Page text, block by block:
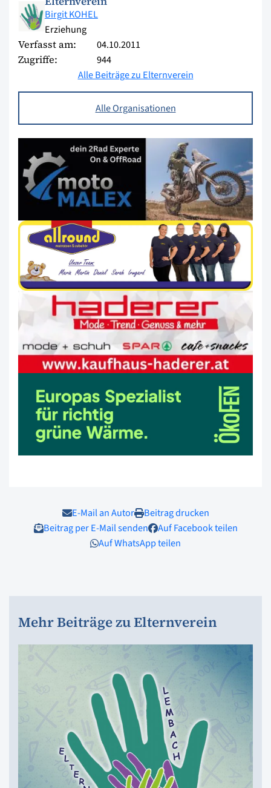
Birgit KOHEL
Erziehung
Verfasst am: 04.10.2011
Zugriffe:
944
Alle Beiträge zu Elternverein
Alle Organisationen
E-Mail an Autor
Beitrag drucken
Beitrag per E-Mail senden
Auf Facebook teilen
Auf WhatsApp teilen
Mehr Beiträge zu Elternverein